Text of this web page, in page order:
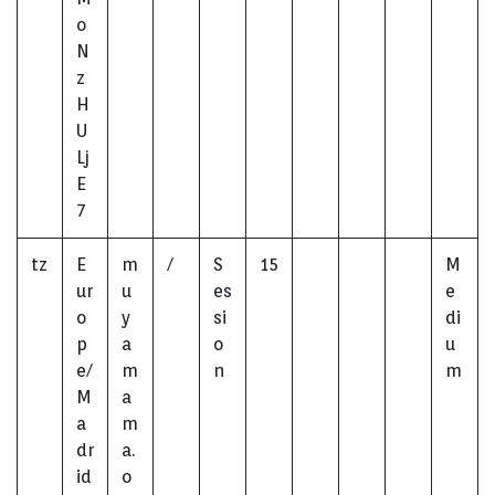
o
N
z
H
U
Lj
E
7
tz
E
ur
o
p
e/
M
a
dr
id
m
u
y
a
m
a
m
a.
o
/
S
es
si
o
n
15
M
e
di
u
m